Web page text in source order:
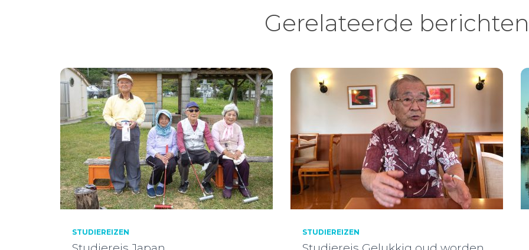
Gerelateerde berichten
STUDIEREIZEN STUDIEREIZEN